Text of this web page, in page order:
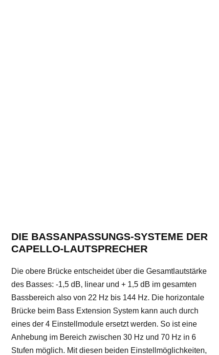
DIE BASSANPASSUNGS-SYSTEME DER
CAPELLO-LAUTSPRECHER
Die obere Brücke entscheidet über die Gesamtlautstärke
des Basses: -1,5 dB, linear und + 1,5 dB im gesamten
Bassbereich also von 22 Hz bis 144 Hz. Die horizontale
Brücke beim Bass Extension System kann auch durch
eines der 4 Einstellmodule ersetzt werden. So ist eine
Anhebung im Bereich zwischen 30 Hz und 70 Hz in 6
Stufen möglich. Mit diesen beiden Einstellmöglichkeiten,